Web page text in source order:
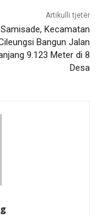
Artikulli tjetër
Samisade, Kecamatan
Bangun Jalan
9.123 Meter di 8
Desa